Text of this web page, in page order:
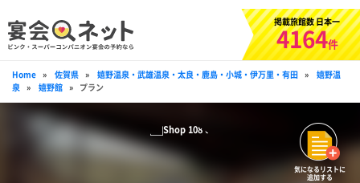
掲載旅館数 日本一
4164件
Home » 佐賀県 » 嬉野温泉・武雄温泉・太良・鹿島・小城・伊万里・有田 »
嬉野温
泉 » 嬉野館 » プラン
気になるリストに
追加する